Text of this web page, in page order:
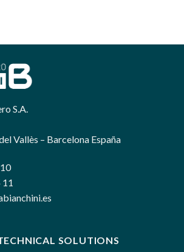
S.A.
Vallès – Barcelona España
11
SOLUTIONS